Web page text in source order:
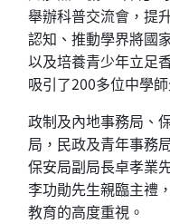
舉辦科普交流會，提
認知、推動學界將國
以及培養青少年立足
吸引了200多位中學
政制及內地事務局、
局，民政及青年事務
保安局副局長卓孝業
李功勛先生親臨主禮
教育的高度重視。